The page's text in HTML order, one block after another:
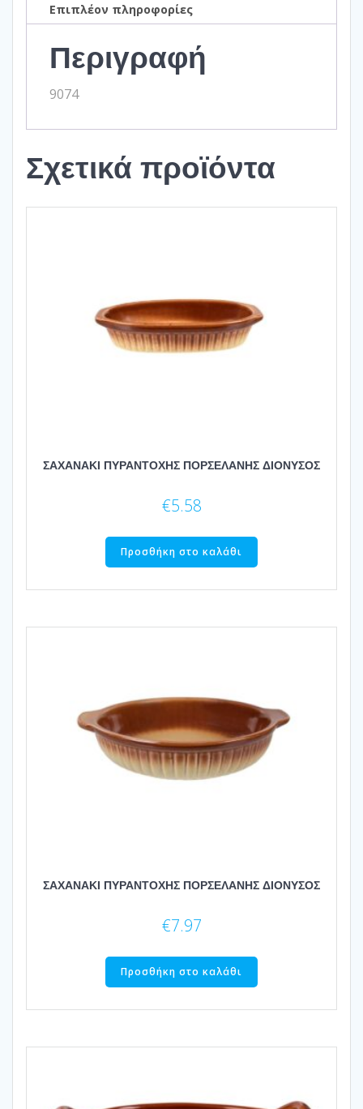
Επιπλέον πληροφορίες
Περιγραφή
9074
Σχετικά προϊόντα
ΣΑΧΑΝΑΚΙ ΠΥΡΑΝΤΟΧΗΣ ΠΟΡΣΕΛΑΝΗΣ ΔΙΟΝΥΣΟΣ
€5.58
Προσθήκη στο καλάθι
ΣΑΧΑΝΑΚΙ ΠΥΡΑΝΤΟΧΗΣ ΠΟΡΣΕΛΑΝΗΣ ΔΙΟΝΥΣΟΣ
€7.97
Προσθήκη στο καλάθι